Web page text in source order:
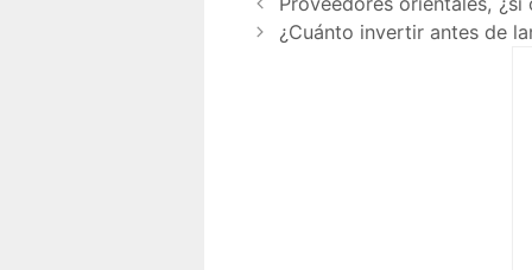
¿Cuánto invertir antes de